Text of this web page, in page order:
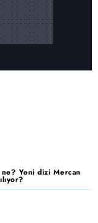
Yeni dizi Mercan